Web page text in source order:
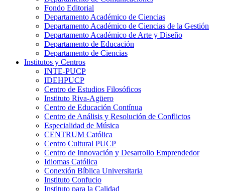
Fondo Editorial
Departamento Académico de Ciencias
Departamento Académico de Ciencias de la Gestión
Departamento Académico de Arte y Diseño
Departamento de Educación
Departamento de Ciencias
Institutos y Centros
INTE-PUCP
IDEHPUCP
Centro de Estudios Filosóficos
Instituto Riva-Agüero
Centro de Educación Contínua
Centro de Análisis y Resolución de Conflictos
Especialidad de Música
CENTRUM Católica
Centro Cultural PUCP
Centro de Innovación y Desarrollo Emprendedor
Idiomas Católica
Conexión Bíblica Universitaria
Instituto Confucio
Instituto para la Calidad